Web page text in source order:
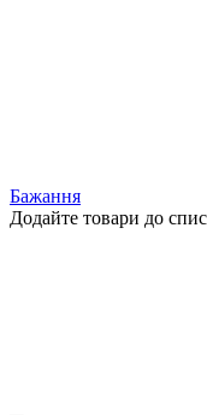
Бажання
Додайте товари до